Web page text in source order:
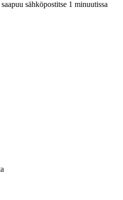
sähköpostitse 1 minuutissa